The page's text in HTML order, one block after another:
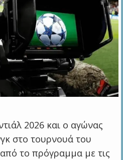
2026 και ο αγώνας
στο τουρνουά του
το πρόγραμμα με τις